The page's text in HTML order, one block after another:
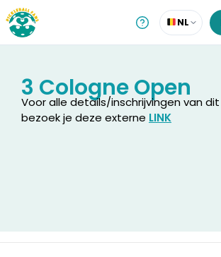
3 Cologne Open
Voor alle details/inschrijvingen van
bezoek je deze externe LINK
NL